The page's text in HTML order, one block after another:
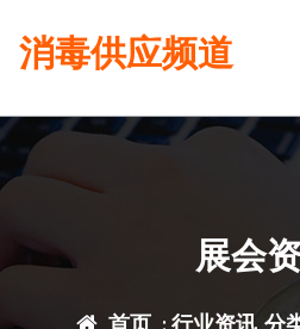
容
消毒供应频道
展会